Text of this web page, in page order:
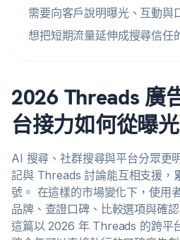
需要向客戶說明曝光、互動與
想把短期流量延伸成搜尋信任
2026 Threads 廣
台接力如何從曝
AI 搜尋、社群搜尋與平台分眾更
記與 Threads 討論能互相支援，
號。 在這樣的市場變化下，使用
品牌、查證口碑、比較選項與確
這篇以 2026 年 Threads 的跨平